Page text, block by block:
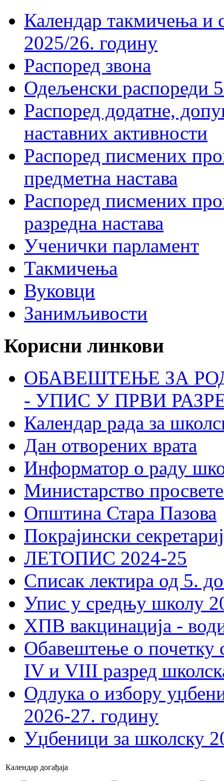
Календар такмичења
2025/26. годину
Распоред звона
Одељенски распореди
Распоред додатне,
наставних активности
Распоред писмених
предметна настава
Распоред писмених
разредна настава
Ученички парламент
Такмичења
Вуковци
Занимљивости
Корисни линкови
ОБАВЕШТЕЊЕ ЗА
- УПИС У ПРВИ
Календар рада за
Дан отворених врата
Информатор о раду
Министарство
Општина Стара Пазова
Покрајински
ЛЕТОПИС 2024-25
Списак лектира од 5.
Упис у средњу школу
ХПВ вакцинација -
Обавештење о почетку
IV и VIII разред
Одлука о избору
2026-27. годину
Уџбеници за школску
Календар догађаја